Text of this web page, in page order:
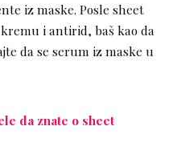
iz maske. Posle sheet
i antirid, baš kao da
da se serum iz maske u
da znate o sheet